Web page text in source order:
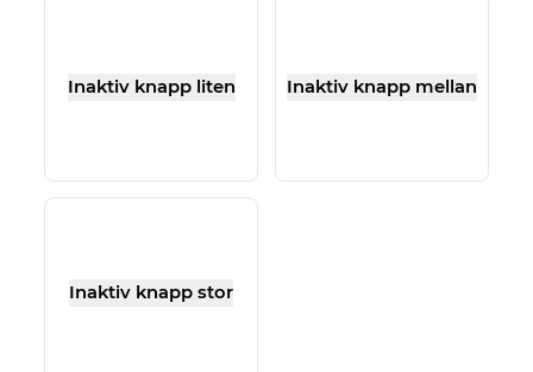
Inaktiv knapp liten Inaktiv knapp mellan
Inaktiv knapp stor